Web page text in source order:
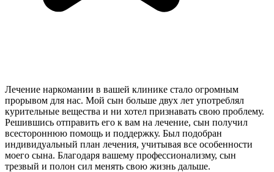
Лечение наркомании в вашей клинике стало огромным
прорывом для нас. Мой сын больше двух лет употреблял
курительные вещества и ни хотел признавать свою проблему.
Решившись отправить его к вам на лечение, сын получил
всестороннюю помощь и поддержку. Был подобран
индивидуальный план лечения, учитывая все особенности
моего сына. Благодаря вашему профессионализму, сын
трезвый и полон сил менять свою жизнь дальше.